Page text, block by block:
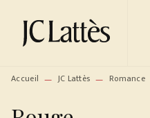
MENU RECHERCHE
PIED DE PAGE
Accueil — JC Lattès — Romance